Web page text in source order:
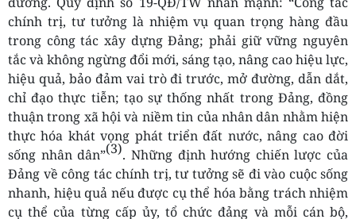
chính trị, tư tưởng là nhiệm vụ quan trọng hàng đầu
trong công tác xây dựng Đảng; phải giữ vững nguyên
tắc và không ngừng đổi mới, sáng tạo, nâng cao hiệu lực,
hiệu quả, bảo đảm vai trò đi trước, mở đường, dẫn dắt,
chỉ đạo thực tiễn; tạo sự thống nhất trong Đảng, đồng
thuận trong xã hội và niềm tin của nhân dân nhằm hiện
thực hóa khát vọng phát triển đất nước, nâng cao đời
sống nhân dân”(3). Những định hướng chiến lược của
Đảng về công tác chính trị, tư tưởng sẽ đi vào cuộc sống
nhanh, hiệu quả nếu được cụ thể hóa bằng trách nhiệm
cụ thể của từng cấp ủy, tổ chức đảng và mỗi cán bộ,